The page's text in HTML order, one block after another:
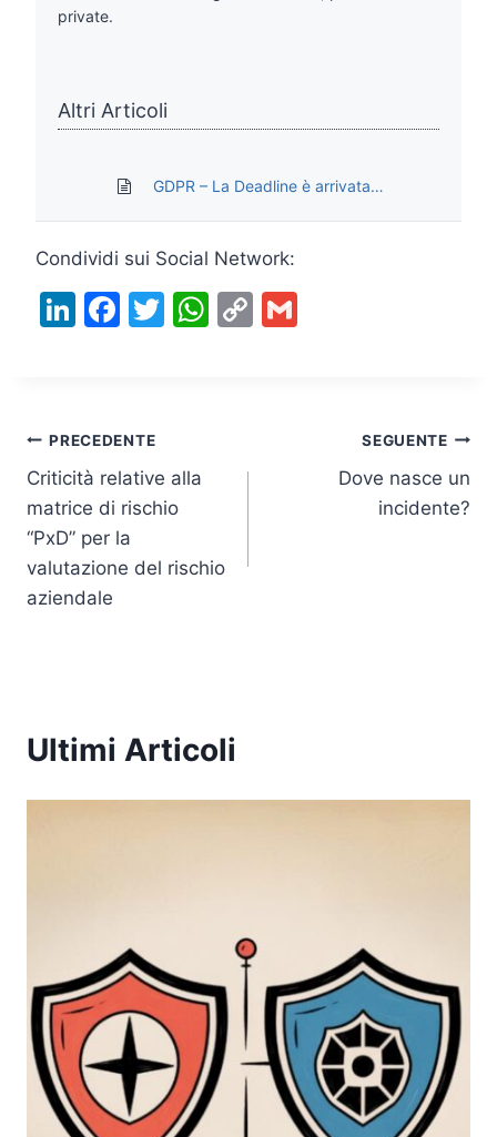
private.
Altri Articoli
GDPR – La Deadline è arrivata…
Condividi sui Social Network:
Li
dI
n
F
b
o
o
k
T
W C
Navigazione
articoli
PRECEDENTE
Criticità relative alla
matrice di rischio
“PxD” per la
valutazione del rischio
aziendale
SEGUENTE
Dove nasce un
incidente?
Ultimi Articoli